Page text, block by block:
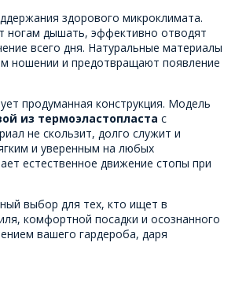
здорового микроклимата.
ногам дышать, эффективно отводят
всего дня. Натуральные материалы
ношении и предотвращают появление
продуманная конструкция. Модель
из термоэластопласта с
не скользит, долго служит и
и уверенным на любых
естественное движение стопы при
выбор для тех, кто ищет в
комфортной посадки и осознанного
вашего гардероба, даря